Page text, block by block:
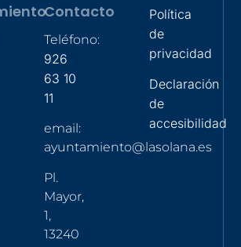
Contacto
Teléfono:
926
63 10
11
email:
ayuntamiento@lasolana.es
Pl.
Mayor,
1,
13240
Política
de
privacidad
Declaración
de
accesibilidad